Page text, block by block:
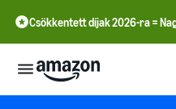
Csökkentett díjak 2026-ra =